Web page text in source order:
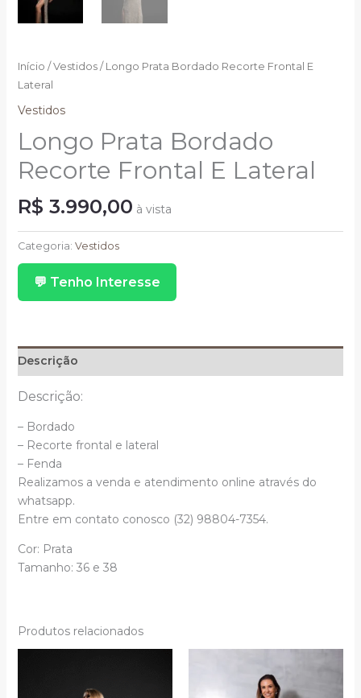
Início / Vestidos/ Longo Prata Bordado Recorte Frontal E
Lateral
Vestidos
Longo Prata Bordado
Recorte Frontal E Lateral
R$ 3.990,00 à vista
Longo
Prata
Bordado
Recorte
Frontal
quantidade
Categoria: Vestidos
💬 Tenho Interesse
Descrição
Descrição:
– Bordado
– Recorte frontal e lateral
– Fenda
Realizamos a venda e atendimento online através do
whatsapp.
Entre em contato conosco (32) 98804-7354.
Cor: Prata
Tamanho: 36 e 38
Produtos relacionados